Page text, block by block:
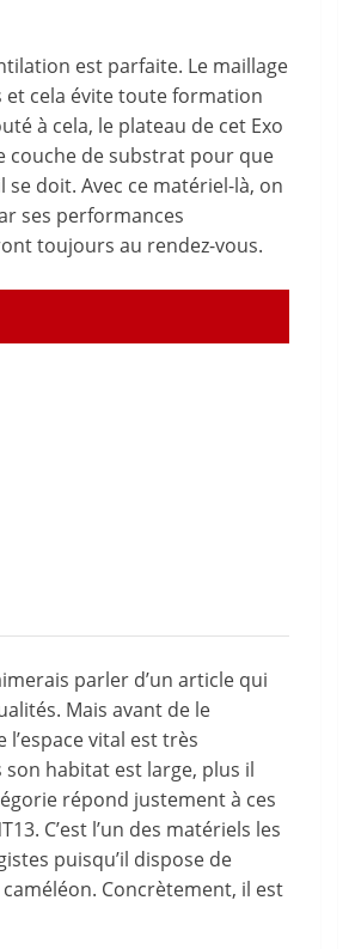
est parfaite. Le maillage
cela évite toute formation
à cela, le plateau de cet Exo
couche de substrat pour que
doit. Avec ce matériel-là, on
ses performances
toujours au rendez-vous.
parler d’un article qui
Mais avant de le
vital est très
habitat est large, plus il
répond justement à ces
C’est l’un des matériels les
puisqu’il dispose de
Concrètement, il est